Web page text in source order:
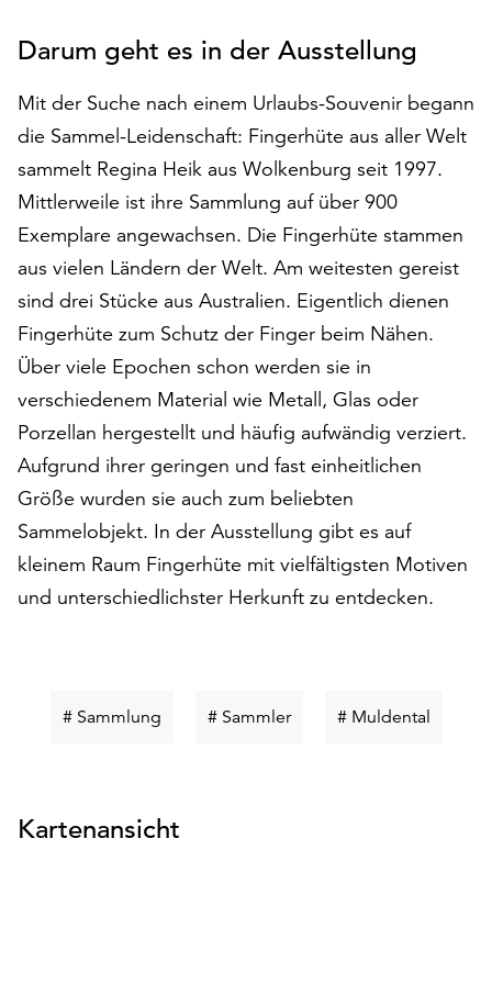
„Alle
akzeptieren“,
um
alle
Cookies
zu
akzeptieren.
Sie
können
Ihr
Einverständnis
jederzeit
ändern
und
widerrufen.
Dafür
steht
Ihnen
am
Ende
der
Seite
die
Verfügung.
auch
Darum geht es in der Ausstellung
Mit der Suche nach einem Urlaubs-Souvenir begann
die Sammel-Leidenschaft: Fingerhüte aus aller Welt
sammelt Regina Heik aus Wolkenburg seit 1997.
Mittlerweile ist ihre Sammlung auf über 900
Exemplare angewachsen. Die Fingerhüte stammen
aus vielen Ländern der Welt. Am weitesten gereist
sind drei Stücke aus Australien. Eigentlich dienen
Fingerhüte zum Schutz der Finger beim Nähen.
Über viele Epochen schon werden sie in
verschiedenem Material wie Metall, Glas oder
Porzellan hergestellt und häufig aufwändig verziert.
Aufgrund ihrer geringen und fast einheitlichen
Größe wurden sie auch zum beliebten
Sammelobjekt. In der Ausstellung gibt es auf
kleinem Raum Fingerhüte mit vielfältigsten Motiven
und unterschiedlichster Herkunft zu entdecken.
# SammlungSchlüsselwort
# SammlerSchlüsselwort
# Muldental
Kartenansicht